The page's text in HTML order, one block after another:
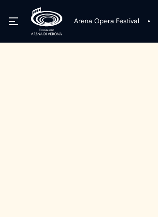
Arena Opera Festival